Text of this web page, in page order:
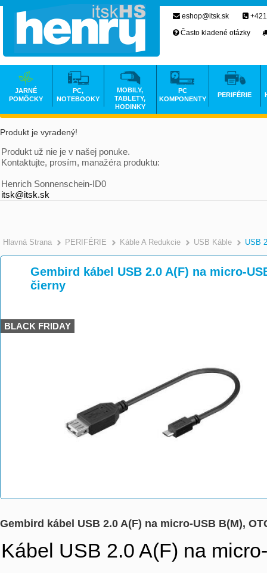
Produkt je vyradený!
Produkt už nie je v našej ponuke.
Kontaktujte, prosím, manažéra produktu:
Henrich Sonnenschein-ID0
itsk@itsk.sk
Hlavná Strana >
PERIFÉRIE >
Káble A Redukcie >
USB Káble USB
Gembird kábel USB 2.0 A(F) na micro-
čierny
BLACK FRIDAY
Gembird kábel USB 2.0 A(F) na micro-USB B(M),
Kábel USB 2.0 A(F) na
eshop@itsk.sk
Často kladené otázky
JARNÉ
POMÔCKY
PC,
NOTEBOOKY
MOBILY,
TABLETY,
HODINKY
PC
KOMPONENTY
PERIFÉRIE